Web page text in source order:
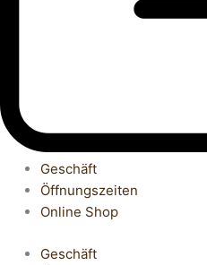
Geschäft
Öffnungszeiten
Online Shop
Geschäft